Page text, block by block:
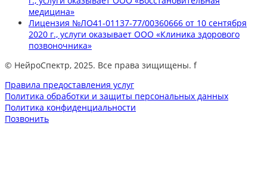
медицина»
Лицензия №ЛО41-01137-77/00360666 от 10 сентября
2020 г., услуги оказывает ООО «Клиника здорового
позвоночника»
© НейроСпектр, 2025. Все права зищищены. f
Правила предоставления услуг
Политика обработки и защиты персональных данных
Политика конфиденциальности
Позвонить